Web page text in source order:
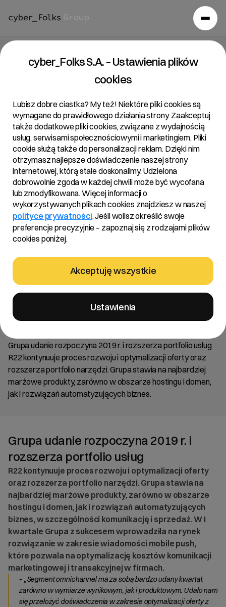
R22 „pushuje” biznes mobile
Grupa udanie rozpoczyna 2019 r. i rozszerza portfolio usług
R22 kontynuuje proces rozwoju i optymalizacji oferty oraz
rozszerza portfolio narzędzi. Grupa stawia na najbardziej
marżowe produkty, zarówno w obszarze hostingu i domen,
jak i rozwiązań automatyzujących biznes.
Grupa udanie rozpoczyna 2019 r. i
rozszerza portfolio usług
R22 kontynuuje proces rozwoju i optymalizacji oferty
oraz rozszerza portfolio narzędzi. Grupa stawia na
najbardziej marżowe produkty, zarówno w obszarze
hostingu i domen, jak i rozwiązań automatyzujących
biznes, w szczególności komunikację i sprzedaż. W I
kwartale Grupa z sukcesem wprowadziła na rynek
rozwiązanie w zakresie wiadomości mobile push,
które pozwala na optymalizację kosztów komunikacji
marketingowej i transakcyjnej w firmach.
– „Segment omnichannel ma za sobą bardzo udany kwartał,
zarówno w wymiarze wynikowym, jak i produktowym. Udało nam
się przełożyć doświadczenia w zakresie optymalizacji oferty z
cyber_Folks S.A. – Ustawienia plików
cookies
Lubisz dobre ciastka? My też! Niektóre pliki cookies są
wymagane do prawidłowego działania strony. Zaakceptuj
także dodatkowe pliki cookies, związane z wydajnością
usług, serwisami społecznościowymi i marketingiem. Pliki
cookie służą także do personalizacji reklam. Dzięki nim
otrzymasz najlepsze doświadczenie naszej strony
internetowej, którą stale doskonalimy. Udzielona
dobrowolnie zgoda w każdej chwili może być wycofana
lub zmodyfikowana. Więcej informacji o
wykorzystywanych plikach cookies znajdziesz w naszej
polityce prywatności. Jeśli wolisz określić swoje
preferencje precyzyjnie – zapoznaj się z rodzajami plików
cookies poniżej.
Akceptuję wszystkie
Ustawienia